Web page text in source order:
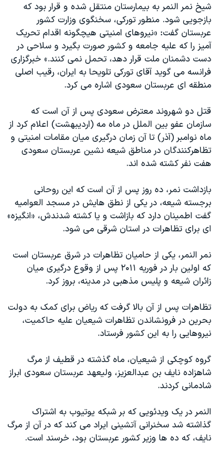
سفر پرزیدنت ترامپ به چین
شیخ نمر النمر به بیمارستان منتقل شده و قرار بود که
بازجویی شود. منطور تورکی، سخنگوی وزارت کشور
عربستان گفت: «نیروهای امنیتی هیچگونه اقدام تحریک
آمیز را که علیه جامعه و کشور صورت بگیرد و سلاحی در
دست دشمنان ملت قرار دهد، تحمل نمی کنند.» خبرگزاری
فرانسه می گوید آقای تورکی تلویحا به ایران، رقیب اصلی
منطقه ای عربستان سعودی اشاره می کرد.
قتل دو شهروند معترض سعودی پس از آن است که
سازمان عفو بین الملل در ماه مه (اردیبهشت) اعلام کرد از
ماه نوامبر (آذر) تا آن زمان درگیری میان مقامات امنیتی و
تظاهرکنندگان در مناطق شیعه نشین عربستان سعودی
هفت نفر کشته شده اند.
بازداشت نمر، ده روز پس از آن است که این روحانی
برجسته شیعه، در یکی از نطق هایش در مسجد العوامیه
گفت اطمینان دارد که بازاشت و یا کشته شدندش، «انگیزه»
ای برای تظاهرات در استان شرقی می شود.
نمر النمر، یکی از حامیان تظاهرات در شرق عربستان است
که اولین بار در فوریه ۲۰۱۱ پس از وقوع درگیری میان
زائران شیعه و پلیس مذهبی در مدینه، بروز کرد.
تظاهرات پس از آن بالا گرفت که ریاض برای کمک به دولت
بحرین در فرونشاندن تظاهرات شیعیان علیه حاکمیت،
نیروهایی را به این کشور فرستاد.
گروه کوچکی از شیعیان، ماه گذشته در قطیف از مرگ
شاهزاده نایف بن عبدالعزیز، ولیعهد عربستان سعودی ابراز
شادمانی کردند.
النمر در یک ویدئویی که بر شبکه یوتیوب به اشتراک
گذاشته شد سخنرانی آتشینی ایراد می کند که در آن از مرگ
نایف، که ده ها وزیر کشور عربستان بود، خرسند است.